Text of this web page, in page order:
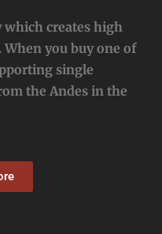
which creates high
you buy one of
single
the Andes in the